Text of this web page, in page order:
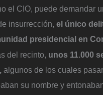
el CIO, puede demandar
insurrección, el único
presidencial en
del recinto, unos 11.000
algunos de los cuales
su nombre y